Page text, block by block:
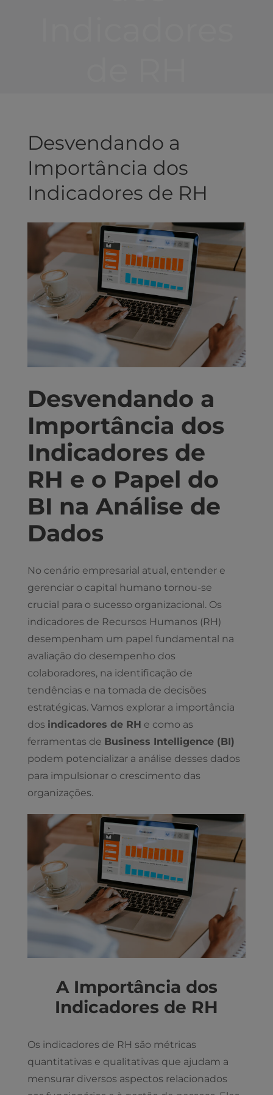
Desvendando a
Importância dos
Indicadores de RH
View
Image
Desvendando a
Importância dos
Indicadores de
RH e o Papel do
BI na Análise de
Dados
No cenário empresarial atual, entender e
gerenciar o capital humano tornou-se
crucial para o sucesso organizacional. Os
indicadores de Recursos Humanos (RH)
desempenham um papel fundamental na
avaliação do desempenho dos
colaboradores, na identificação de
tendências e na tomada de decisões
estratégicas. Vamos explorar a importância
dos indicadores de RH e como as
ferramentas de Business Intelligence (BI)
podem potencializar a análise desses dados
para impulsionar o crescimento das
organizações.
A Importância dos
Indicadores de RH
Os indicadores de RH são métricas
quantitativas e qualitativas que ajudam a
mensurar diversos aspectos relacionados